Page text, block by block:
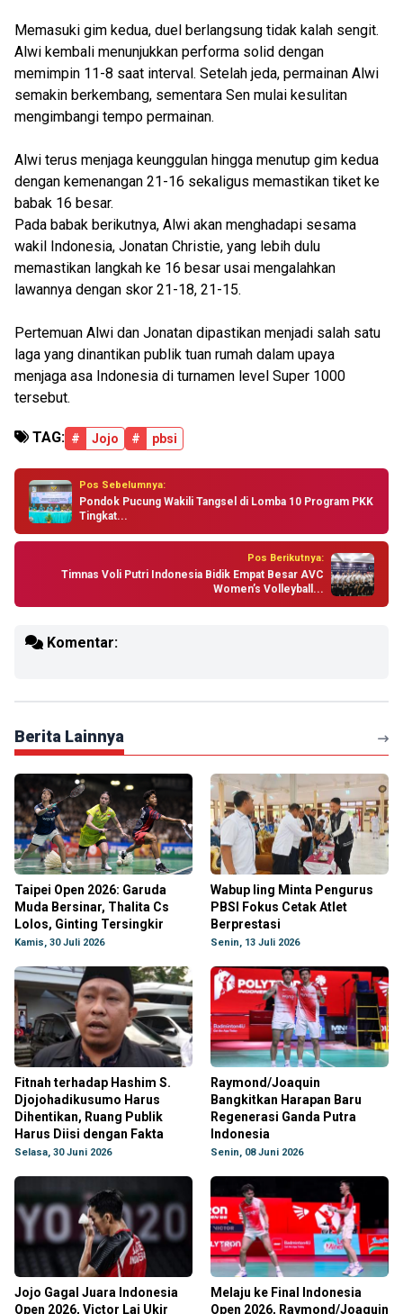
Memasuki gim kedua, duel berlangsung tidak kalah sengit.
Alwi kembali menunjukkan performa solid dengan
memimpin 11-8 saat interval. Setelah jeda, permainan Alwi
semakin berkembang, sementara Sen mulai kesulitan
mengimbangi tempo permainan.
Alwi terus menjaga keunggulan hingga menutup gim kedua
dengan kemenangan 21-16 sekaligus memastikan tiket ke
babak 16 besar.
Pada babak berikutnya, Alwi akan menghadapi sesama
wakil Indonesia, Jonatan Christie, yang lebih dulu
memastikan langkah ke 16 besar usai mengalahkan
lawannya dengan skor 21-18, 21-15.
Pertemuan Alwi dan Jonatan dipastikan menjadi salah satu
laga yang dinantikan publik tuan rumah dalam upaya
menjaga asa Indonesia di turnamen level Super 1000
tersebut.
TAG: # Jojo # pbsi
Pos Sebelumnya:
Pondok Pucung Wakili Tangsel di Lomba 10 Program PKK
Tingkat...
Pos Berikutnya:
Timnas Voli Putri Indonesia Bidik Empat Besar AVC
Women’s Volleyball...
Komentar:
Berita Lainnya
Taipei Open 2026: Garuda
Muda Bersinar, Thalita Cs
Lolos, Ginting Tersingkir
Kamis, 30 Juli 2026
Wabup Iing Minta Pengurus
PBSI Fokus Cetak Atlet
Berprestasi
Senin, 13 Juli 2026
Fitnah terhadap Hashim S.
Djojohadikusumo Harus
Dihentikan, Ruang Publik
Harus Diisi dengan Fakta
Selasa, 30 Juni 2026
Raymond/Joaquin
Bangkitkan Harapan Baru
Regenerasi Ganda Putra
Indonesia
Senin, 08 Juni 2026
Jojo Gagal Juara Indonesia
Open 2026, Victor Lai Ukir
Melaju ke Final Indonesia
Open 2026, Raymond/Joaquin